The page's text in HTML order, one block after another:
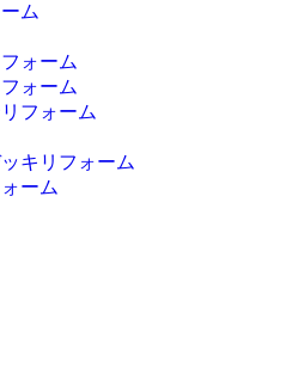
ム
ォーム
ォーム
フォーム
キリフォーム
ーム